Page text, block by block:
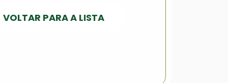
VOLTAR PARA A LISTA